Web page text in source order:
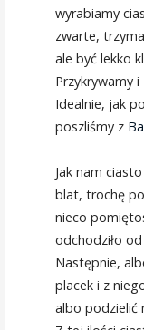
wyrabiamy
zwarte,
ale być lekko
Przykrywamy
Idealnie, jak
poszliśmy z
Jak nam
blat, trochę
nieco
odchodziło
Następnie,
placek i z
albo podzielić